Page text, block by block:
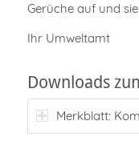
Gerüche auf und
Ihr Umweltamt
Downloads
Merkblatt: